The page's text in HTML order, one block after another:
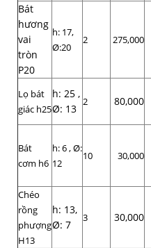
Bát
hương
vai
tròn
P20
h: 17,
Ø:20
2 275,000
Lọ bát
giác h25
h: 25 ,
Ø: 13
2 80,000
Bát
cơm h6
h: 6 , Ø:
12
10 30,000
Chéo
rồng
phượng
H13
h: 13,
Ø: 7
3 30,000